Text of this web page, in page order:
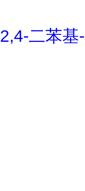
2,4-二苯基